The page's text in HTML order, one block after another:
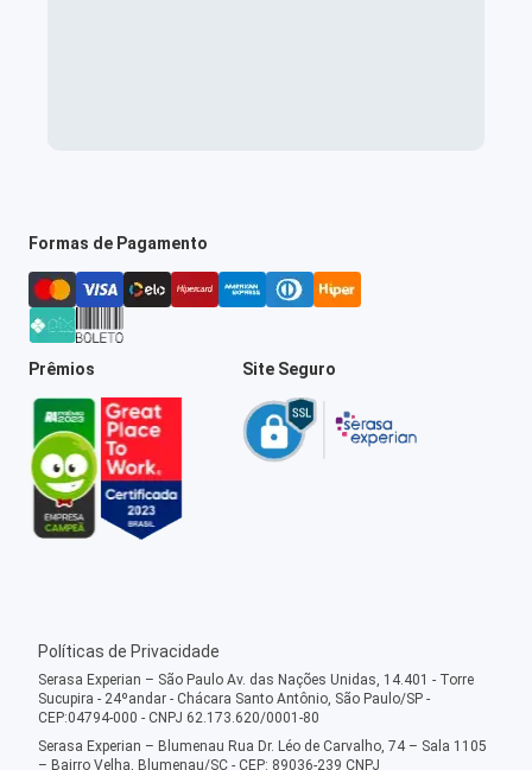
Formas de Pagamento
Prêmios Site Seguro
Políticas de Privacidade
Serasa Experian – São Paulo Av. das Nações Unidas, 14.401 - Torre
Sucupira - 24ºandar - Chácara Santo Antônio, São Paulo/SP -
CEP:04794-000 - CNPJ 62.173.620/0001-80
Serasa Experian – Blumenau Rua Dr. Léo de Carvalho, 74 – Sala 1105
– Bairro Velha, Blumenau/SC - CEP: 89036-239 CNPJ